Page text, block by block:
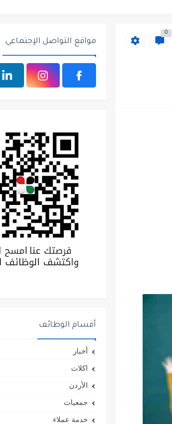
0
مواقع التواصل الإجتماعي
أقسام الوظائف
أخبار
اكلات
الأردن
جمعيات
خدمة عملاء